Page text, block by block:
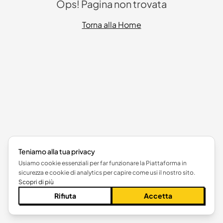
Ops! Pagina non trovata
Torna alla Home
Teniamo alla tua privacy
Usiamo cookie essenziali per far funzionare la Piattaforma in
sicurezza e cookie di analytics per capire come usi il nostro sito.
Scopri di più
Rifiuta Accetta